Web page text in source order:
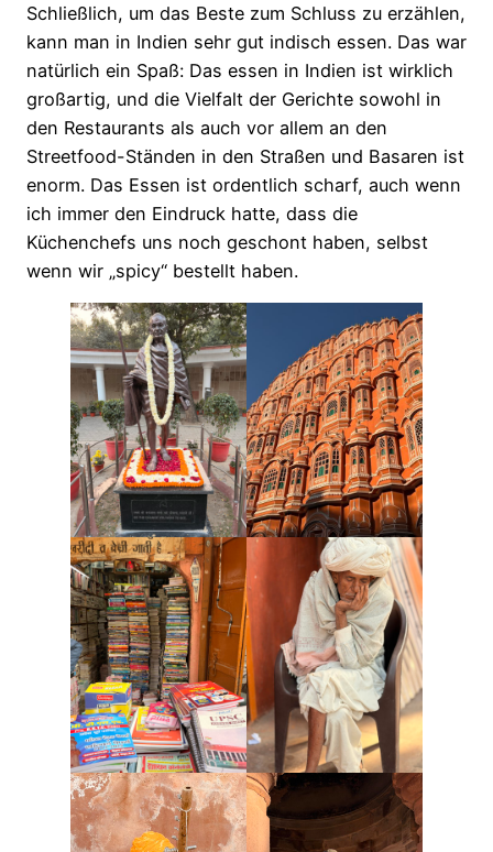
Schließlich, um das Beste zum Schluss zu erzählen,
kann man in Indien sehr gut indisch essen. Das war
natürlich ein Spaß: Das essen in Indien ist wirklich
großartig, und die Vielfalt der Gerichte sowohl in
den Restaurants als auch vor allem an den
Streetfood-Ständen in den Straßen und Basaren ist
enorm. Das Essen ist ordentlich scharf, auch wenn
ich immer den Eindruck hatte, dass die
Küchenchefs uns noch geschont haben, selbst
wenn wir „spicy“ bestellt haben.